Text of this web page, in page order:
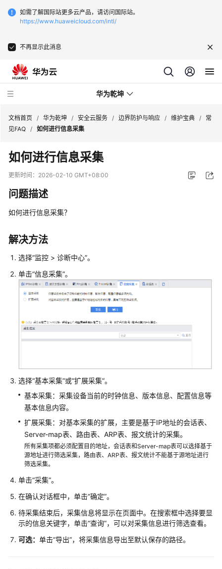
如需了解国际站更多云产品，请访问国际站。
https://www.huaweicloud.com/intl/
不再显示此消息
华为乾坤
安
全
云
务
什
是
为
乾
坤
云
服
什
华
为
乾
坤
安
全
云
服
务
边
防
护
与
响
应
文档首页 / 华为乾坤 / 安全云服务 / 边界防护与响应 / 维护宝典 /
常
见FAQ / 如何进行信息采集
如何进行信息采集
更新时间： 2026-02-10 GMT+08:00
问题描述
如何进行信息采集？
解决方法
选择“监控 > 诊断中心”。
单击“信息采集”。
选择“基本采集”或“扩展采集”。
基本采集：采集设备当前的时钟信息、版本信息、配置信息等
基本信息内容。
扩展采集：对基本采集的扩展，主要是基于IP地址的会话表、
Server-map表、路由表、ARP表、报文统计的采集。
所有采集项都必须配置目的地址，会话表和Server-map表可以选择基于
源地址进行筛选采集，路由表、ARP表、报文统计不能基于源地址进行
筛选采集。
单击“采集”。
在确认对话框中，单击“确定”。
待采集结束后，采集信息将显示在页面中。在搜索框中选择要显
示的信息关键字，单击“查询”，可以对采集信息进行筛选查看。
可选： 单击“导出”，将采集信息导出至默认保存的路径。